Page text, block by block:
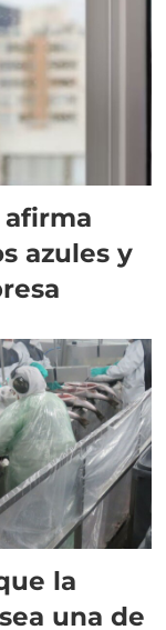
azules y
la
una de